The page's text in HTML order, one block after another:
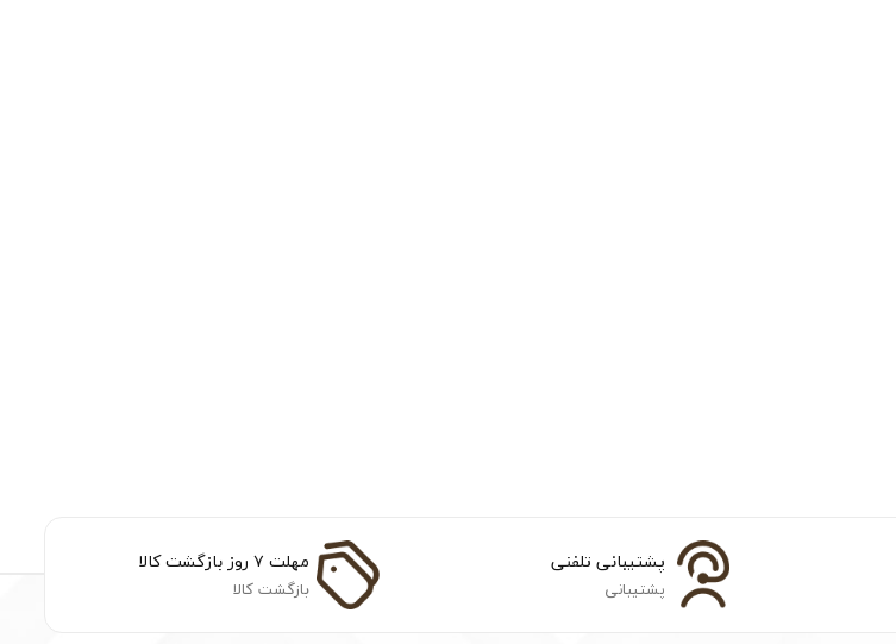
پشتیبانی تلفنی
پشتیبانی
مهلت ۷ روز بازگشت کالا
بازگشت کالا